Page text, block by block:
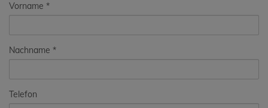
Vorname
Nachname
Telefon